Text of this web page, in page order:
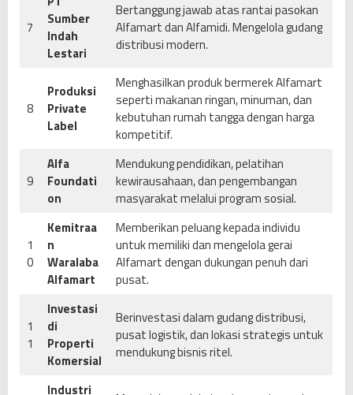
7
Sumber
Indah
Lestari
Bertanggung jawab atas rantai pasokan
Alfamart dan Alfamidi. Mengelola gudang
distribusi modern.
8
Produksi
Private
Label
Menghasilkan produk bermerek Alfamart
seperti makanan ringan, minuman, dan
kebutuhan rumah tangga dengan harga
kompetitif.
9
Alfa
Foundati
on
Mendukung pendidikan, pelatihan
kewirausahaan, dan pengembangan
masyarakat melalui program sosial.
1
0
Kemitraa
n
Waralaba
Alfamart
Memberikan peluang kepada individu
untuk memiliki dan mengelola gerai
Alfamart dengan dukungan penuh dari
pusat.
1
1
Investasi
di
Properti
Komersial
Berinvestasi dalam gudang distribusi,
pusat logistik, dan lokasi strategis untuk
mendukung bisnis ritel.
Industri